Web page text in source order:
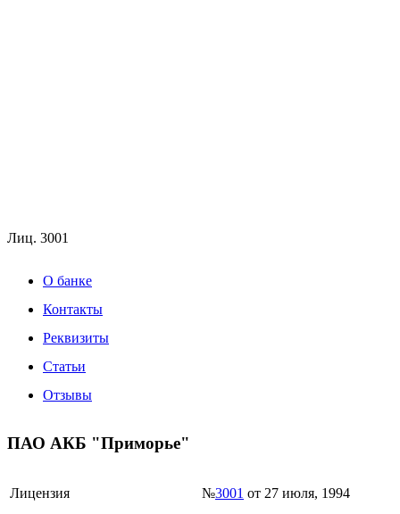
Лиц. 3001
О банке
Контакты
Реквизиты
Статьи
Отзывы
ПАО АКБ "Приморье"
Лицензия №3001 от 27 июля, 1994